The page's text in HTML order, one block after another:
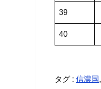
39
40
タグ : 信濃国,